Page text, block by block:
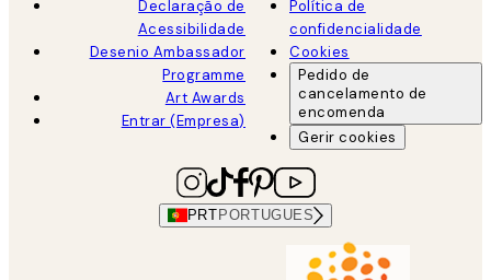
Declaração de
Acessibilidade
Desenio Ambassador
Programme
Art Awards
Entrar (Empresa)
Política de
confidencialidade
Cookies
Pedido de
cancelamento de
encomenda
Gerir cookies
PRT PORTUGUES